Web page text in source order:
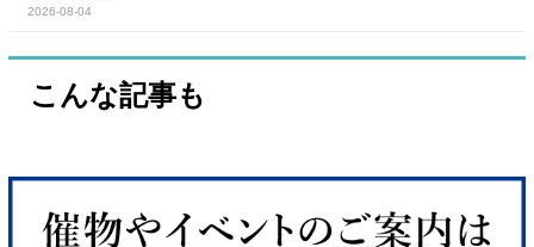
2026-08-04
こんな記事も